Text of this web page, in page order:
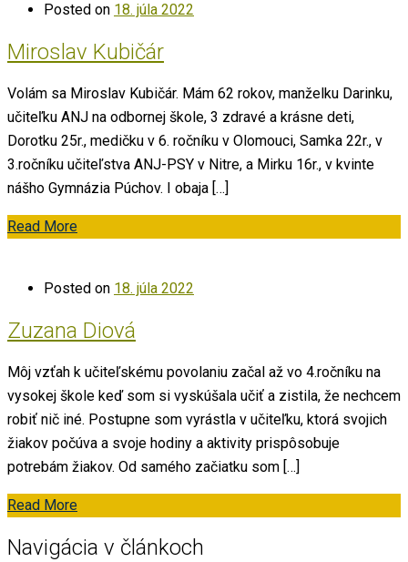
Posted on 18. júla 2022
Miroslav Kubičár
Volám sa Miroslav Kubičár. Mám 62 rokov, manželku Darinku,
učiteľku ANJ na odbornej škole, 3 zdravé a krásne deti,
Dorotku 25r., medičku v 6. ročníku v Olomouci, Samka 22r., v
3.ročníku učiteľstva ANJ-PSY v Nitre, a Mirku 16r., v kvinte
nášho Gymnázia Púchov. I obaja […]
Read More
Posted on 18. júla 2022
Zuzana Diová
Môj vzťah k učiteľskému povolaniu začal až vo 4.ročníku na
vysokej škole keď som si vyskúšala učiť a zistila, že nechcem
robiť nič iné. Postupne som vyrástla v učiteľku, ktorá svojich
žiakov počúva a svoje hodiny a aktivity prispôsobuje
potrebám žiakov. Od samého začiatku som […]
Read More
Navigácia v článkoch